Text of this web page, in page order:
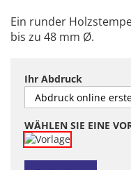
Ein runder
bis zu 48 mm Ø.
Ihr Abdruck
WÄHLEN SIE EINE